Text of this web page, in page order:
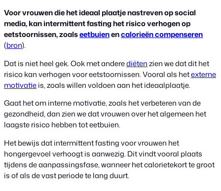
Voor vrouwen die het ideaal plaatje nastreven op social
media, kan intermittent fasting het risico verhogen op
eetstoornissen, zoalseetbuienencalorieën compenseren
(bron).
Dat is niet heel gek. Ook met anderediëtenzien we dat dit het
risico kan verhogen voor eetstoornissen. Vooral als hetexterne
motivatieis, zoals willen voldoen aan het ideaalplaatje.
Gaat het om interne motivatie, zoals het verbeteren van de
gezondheid, dan zien we dat vrouwen over het algemeen het
laagste risico hebben tot eetbuien.
Het bewijs dat intermittent fasting voor vrouwen het
hongergevoel verhoogt is aanwezig. Dit vindt vooral plaats
tijdens de aanpassingsfase, wanneer het calorietekort te groot
is of als de vast periode te lang duurt.